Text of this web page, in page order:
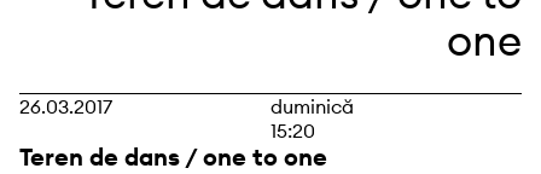
26.03.2017
duminică
15:20
Teren de dans / one to one